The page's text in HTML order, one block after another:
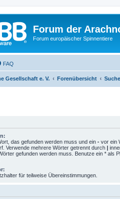
Forum der
Forum europäischer Spinnentiere
FAQ
Gesellschaft e. V. Forenübersicht Suche
das gefunden werden muss und ein - vor ein
Verwende mehrere Wörter getrennt durch |
gefunden werden muss. Benutze ein * als
für teilweise Übereinstimmungen.